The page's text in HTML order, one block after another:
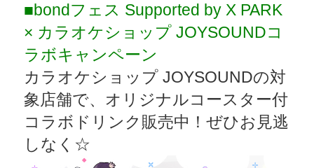
■bondフェス Supported by X PARK
× カラオケショップ JOYSOUNDコ
ラボキャンペーン
カラオケショップ JOYSOUNDの対
象店舗で、オリジナルコースター付
コラボドリンク販売中！ぜひお見逃
しなく☆